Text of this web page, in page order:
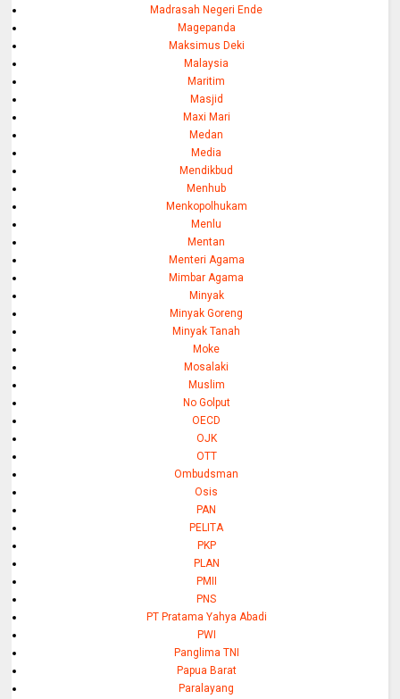
Madrasah Negeri Ende
Magepanda
Maksimus Deki
Malaysia
Maritim
Masjid
Maxi Mari
Medan
Media
Mendikbud
Menhub
Menkopolhukam
Menlu
Mentan
Menteri Agama
Mimbar Agama
Minyak
Minyak Goreng
Minyak Tanah
Moke
Mosalaki
Muslim
No Golput
OECD
OJK
OTT
Ombudsman
Osis
PAN
PELITA
PKP
PLAN
PMII
PNS
PT Pratama Yahya Abadi
PWI
Panglima TNI
Papua Barat
Paralayang